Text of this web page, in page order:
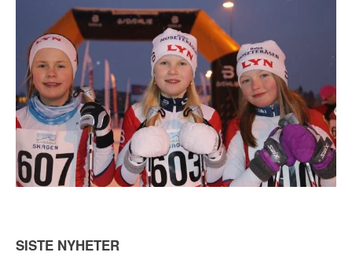
SISTE NYHETER